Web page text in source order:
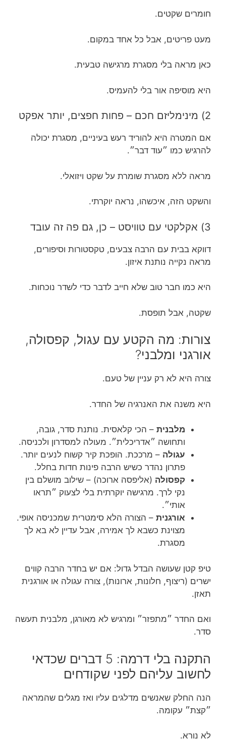
חומרים שקטים.
מעט פריטים, אבל כל אחד במקום.
כאן מראה בלי מסגרת מרגישה טבעית.
היא מוסיפה אור בלי להעמיס.
2) מינימליזם חכם – פחות חפצים, יותר אפקט
אם המטרה היא להוריד רעש בעיניים, מסגרת יכולה
להרגיש כמו ״עוד דבר״.
מראה ללא מסגרת שומרת על שקט ויזואלי.
והשקט הזה, איכשהו, נראה יוקרתי.
3) אקלקטי עם טוויסט – כן, גם פה זה עובד
דווקא בבית עם הרבה צבעים, טקסטורות וסיפורים,
מראה נקייה נותנת איזון.
היא כמו חבר טוב שלא חייב לדבר כדי לשדר נוכחות.
שקטה, אבל תופסת.
צורות: מה הקטע עם עגול, קפסולה,
אורגני ומלבני?
צורה היא לא רק עניין של טעם.
היא משנה את האנרגיה של החדר.
מלבנית – הכי קלאסית. נותנת סדר, גובה,
ותחושה ״אדריכלית״. מעולה למסדרון ולכניסה.
עגולה – מרככת. הופכת קיר קשוח לנעים יותר.
פתרון נהדר כשיש הרבה פינות חדות בחלל.
קפסולה (אליפסה ארוכה) – שילוב מושלם בין
נקי לרך. מרגישה יוקרתית בלי לצעוק ״תראו
אותי״.
אורגנית – הצורה הלא סימטרית שמכניסה אופי.
מצוינת כשבא לך אמירה, אבל עדיין לא בא לך
מסגרת.
טיפ קטן שעושה הבדל גדול: אם יש בחדר הרבה קווים
ישרים (ריצוף, חלונות, ארונות), צורה עגולה או אורגנית
תאזן.
ואם החדר ״מתפזר״ ומרגיש לא מאורגן, מלבנית תעשה
סדר.
התקנה בלי דרמה: 5 דברים שכדאי
לחשוב עליהם לפני שקודחים
הנה החלק שאנשים מדלגים עליו ואז מגלים שהמראה
״קצת״ עקומה.
לא נורא.